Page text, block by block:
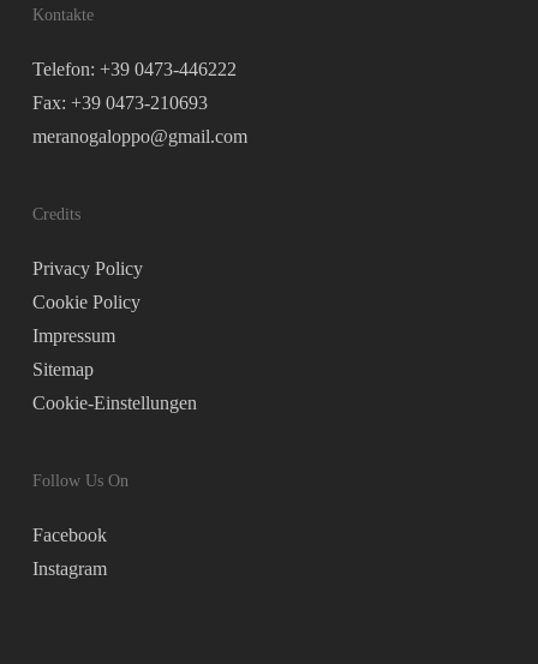
Kontakte
Telefon: +39 0473-446222
Fax: +39 0473-210693
meranogaloppo@gmail.com
Credits
Privacy Policy
Cookie Policy
Impressum
Sitemap
Cookie-Einstellungen
Follow Us On
Facebook
Instagram